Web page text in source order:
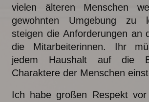
vielen älteren Menschen
gewohnten Umgebung zu
steigen die Anforderungen an
die Mitarbeiterinnen. Ihr
jedem Haushalt auf die
Charaktere der Menschen
Ich habe großen Respekt